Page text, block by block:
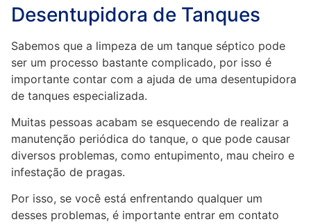
Desentupidora de Tanques
Sabemos que a limpeza de um tanque séptico pode
ser um processo bastante complicado, por isso é
importante contar com a ajuda de uma desentupidora
de tanques especializada.
Muitas pessoas acabam se esquecendo de realizar a
manutenção periódica do tanque, o que pode causar
diversos problemas, como entupimento, mau cheiro e
infestação de pragas.
Por isso, se você está enfrentando qualquer um
desses problemas, é importante entrar em contato